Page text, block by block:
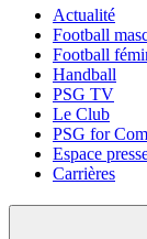
Actualité
Football
Football
Handball
PSG TV
Le Club
PSG for
Espace
Carrières